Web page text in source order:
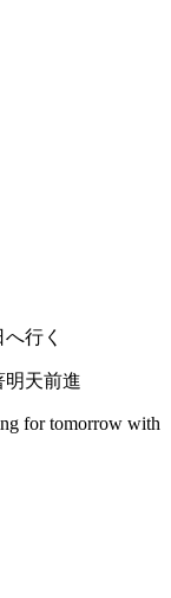
行く
明天前進
for tomorrow with